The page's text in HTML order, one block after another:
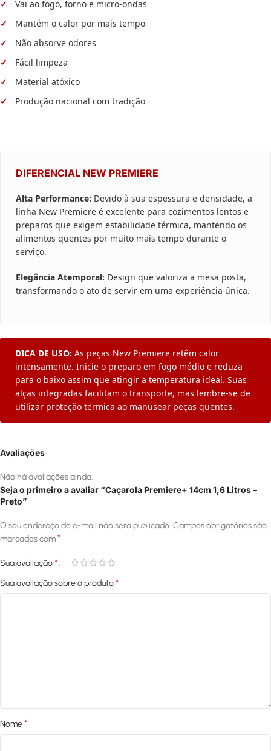
Vai ao fogo, forno e micro-ondas
Mantém o calor por mais tempo
Não absorve odores
Fácil limpeza
Material atóxico
Produção nacional com tradição
DIFERENCIAL NEW PREMIERE
Alta Performance: Devido à sua espessura e densidade, a
linha New Premiere é excelente para cozimentos lentos e
preparos que exigem estabilidade térmica, mantendo os
alimentos quentes por muito mais tempo durante o
serviço.
Elegância Atemporal: Design que valoriza a mesa posta,
transformando o ato de servir em uma experiência única.
DICA DE USO: As peças New Premiere retêm calor
intensamente. Inicie o preparo em fogo médio e reduza
para o baixo assim que atingir a temperatura ideal. Suas
alças integradas facilitam o transporte, mas lembre-se de
utilizar proteção térmica ao manusear peças quentes.
Avaliações
Não há avaliações ainda.
Seja o primeiro a avaliar “Caçarola Premiere+ 14cm 1,6 Litros –
Preto”
O seu endereço de e-mail não será publicado. Campos obrigatórios são
marcados com*
Sua avaliação*
Sua avaliação sobre o produto*
Nome*